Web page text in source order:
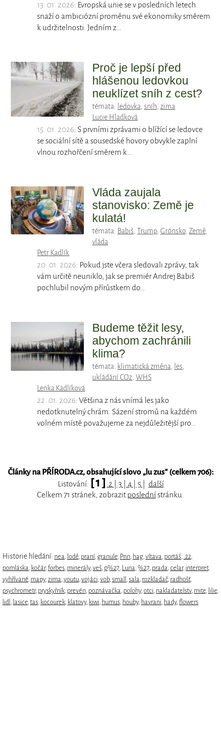
13. 01. 2026: Evropská unie se v posledních letech
snaží o ambiciózní proměnu své ekonomiky směrem
k udržitelnosti. Jedním z…
Proč je lepší před
hlášenou ledovkou
neuklízet sníh z cest?
témata: ledovka, sníh, zima
Lucie Hladková
15. 01. 2026: S prvními zprávami o blížící se ledovce
se sociální sítě a sousedské hovory obvykle zaplní
vlnou rozhořčení směrem k…
Vláda zaujala
stanovisko: Země je
kulatá!
témata: Babiš, Trump, Grónsko, Země,
vláda
Petr Kadlík
20. 01. 2026: Pokud jste včera sledovali zprávy, tak
vám určitě neuniklo, jak se premiér Andrej Babiš
pochlubil novým přírůstkem do…
Budeme těžit lesy,
abychom zachránili
klima?
témata: klimatická změna, les,
ukládání CO2, WHS
Lenka Kadlíková
22. 01. 2026: Většina z nás vnímá les jako
nedotknutelný chrám. Sázení stromů na každém
volném místě považujeme za nejdůležitější pro…
Články na PŘÍRODA.cz, obsahující slovo „lu zus“ (celkem 706):
Listování: [ 1 ] 2 3 4 5
další
Celkem 71 stránek, zobrazitposlednístránku.
Historie hledání: nea, lodě, praní, granule, Prin, hag,vltava, portáš, .22,
pomláska, kočár,forbes, minerály,veš, p%27, Luna,%27, prada,celar, interpret,
vyhřívané, mapy,zima,youtu,vojáci,vob,small ,sala, rozkladač, radhošť,
psychrometr, pryskyřník, prevén, poznávačka, polohy,otci, nakladatelstv, mite, lilie,
lidl , lasice,tas, kocourek, klatovy, kiwi, humus, houby, havrani, hady,flowers